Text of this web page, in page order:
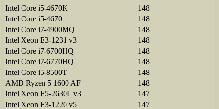
Intel Core i5-4670K
148
Intel Core i5-4670
148
Intel Core i7-4900MQ
148
Intel Xeon E3-1231 v3
148
Intel Core i7-6700HQ
148
Intel Core i7-6770HQ
148
Intel Core i5-8500T
148
AMD Ryzen 5 1600 AF
148
Intel Xeon E5-2630L v3
147
Intel Xeon E3-1220 v5
147